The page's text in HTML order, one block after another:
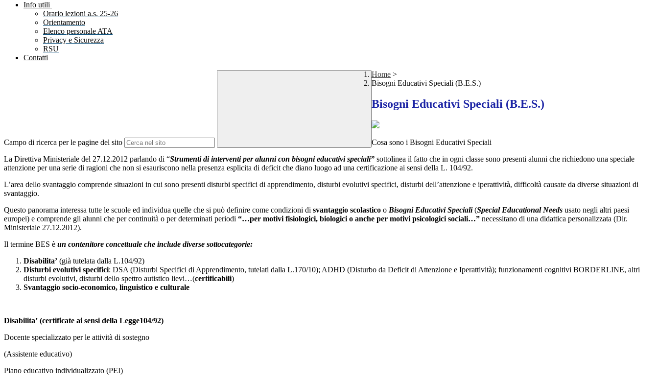
Info utili
Orario lezioni a.s. 25-26
Orientamento
Elenco personale ATA
Privacy e Sicurezza
RSU
Contatti
Campo di ricerca per le pagine del sito
Home >
Bisogni Educativi Speciali (B.E.S.)
Bisogni Educativi Speciali (B.E.S.)
Cosa sono i Bisogni Educativi Speciali
La Direttiva Ministeriale del 27.12.2012 parlando di “Strumenti di interventi per alunni con bisogni educativi speciali” sottolinea il fatto che in ogni classe sono presenti alunni che richiedono una speciale
attenzione per una serie di ragioni che non si esauriscono nella presenza esplicita di deficit che diano luogo ad una certificazione ai sensi della L. 104/92.
L’area dello svantaggio comprende situazioni in cui sono presenti disturbi specifici di apprendimento, disturbi evolutivi specifici, disturbi dell’attenzione e iperattività, difficoltà causate da diverse situazioni di
svantaggio.
Questo panorama interessa tutte le scuole ed individua quelle che si può definire come condizioni di svantaggio scolastico o Bisogni Educativi Speciali(Special Educational Needs usato negli altri paesi
europei) e comprende gli alunni che per continuità o per determinati periodi “…per motivi fisiologici, biologici o anche per motivi psicologici sociali…” necessitano di una didattica personalizzata (Dir.
Ministeriale 27.12.2012).
Il termine BES è un contenitore concettuale che include diverse sottocategorie:
Disabilita’ (già tutelata dalla L.104/92)
Disturbi evolutivi specifici: DSA (Disturbi Specifici di Apprendimento, tutelati dalla L.170/10); ADHD (Disturbo da Deficit di Attenzione e Iperattività); funzionamenti cognitivi BORDERLINE, altri
disturbi evolutivi, disturbi dello spettro autistico lievi…(certificabili)
Svantaggio socio-economico, linguistico e culturale
Disabilita’ (certificate ai sensi della Legge104/92)
Docente specializzato per le attività di sostegno
(Assistente educativo)
Piano educativo individualizzato (PEI)